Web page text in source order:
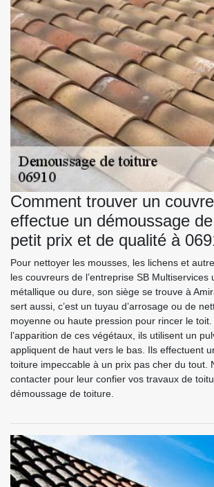
Comment trouver un
effectue un démoussage
petit prix et de qualité à
Pour nettoyer les mousses, les lichens et
les couvreurs de l’entreprise SB Multiservices
métallique ou dure, son siège se trouve à
sert aussi, c’est un tuyau d’arrosage ou de
moyenne ou haute pression pour rincer le
l’apparition de ces végétaux, ils utilisent un
appliquent de haut vers le bas. Ils effectuent
toiture impeccable à un prix pas cher du tout.
contacter pour leur confier vos travaux de
démoussage de toiture.